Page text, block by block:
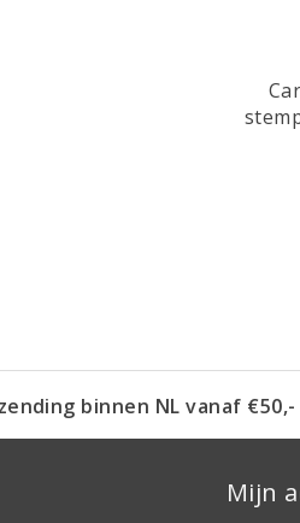
binnen NL vanaf €50,-
Mijn